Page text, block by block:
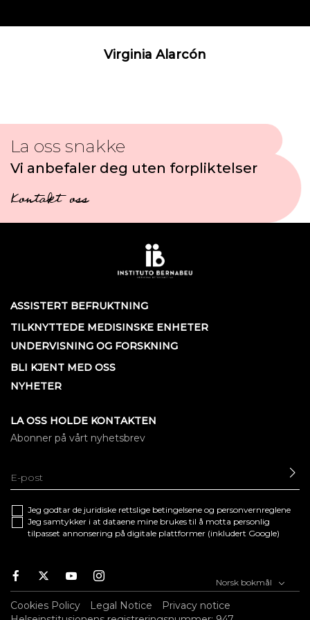
Virginia Alarcón
La oss snakke
Vi anbefaler deg uten forpliktelser
Kontakt oss
ASSISTERT BEFRUKTNING
TILKNYTTEDE MEDISINSKE ENHETER
UNDERVISNING OG FORSKNING
BLI KJENT MED OSS
NYHETER
LA OSS HOLDE KONTAKTEN
Abonner på vårt nyhetsbrev
Jeg godtar de juridiske rettslige betingelsene og personvernreglene
Jeg samtykker i at dataene mine brukes til å motta personlig
tilpasset annonsering på digitale plattformer (inkludert Google)
Facebook
TwitterYoutubeInstagram Norsk bokmål
Cookies Policy Legal Notice
Privacy notice